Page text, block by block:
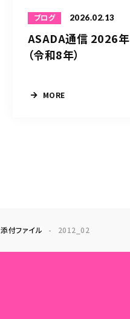
ブログ 2026.02.13
ASADA通信 2026年
（令和8年）
MORE
添付ファイル 2012_02